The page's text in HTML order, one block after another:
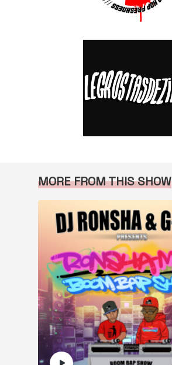
MORE FROM THIS SHOW